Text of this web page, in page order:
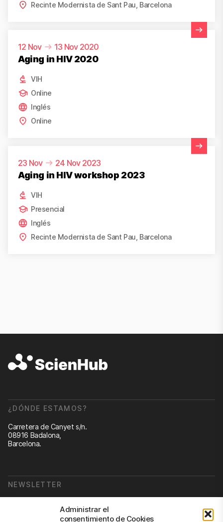
Administrar el
consentimiento de Cookies
Recinte Modernista de Sant Pau, Barcelona
12 Nov 13 Nov 2020
Aging in HIV 2020
VIH
Online
Inglés
Online
23 Nov 24 Nov 2023
Aging in HIV workshop 2023
VIH
Presencial
Inglés
Recinte Modernista de Sant Pau, Barcelona
¿DÓNDE ESTAMOS?
Carretera de Canyet s/n.
08916 Badalona,
Barcelona.
NEWSLETTER